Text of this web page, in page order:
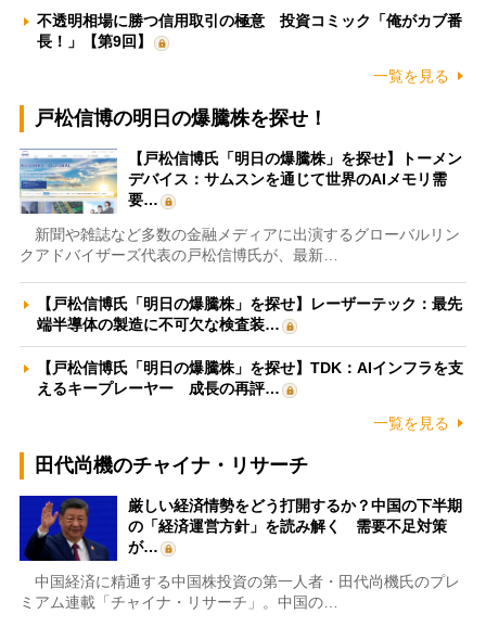
不透明相場に勝つ信用取引の極意 投資コミック「俺がカブ番
長！」【第9回】
一覧を見る
戸松信博の明日の爆騰株を探せ！
【戸松信博氏「明日の爆騰株」を探せ】トーメン
デバイス：サムスンを通じて世界のAIメモリ需
要…
新聞や雑誌など多数の金融メディアに出演するグローバルリン
クアドバイザーズ代表の戸松信博氏が、最新…
【戸松信博氏「明日の爆騰株」を探せ】レーザーテック：最先
端半導体の製造に不可欠な検査装…
【戸松信博氏「明日の爆騰株」を探せ】TDK：AIインフラを支
えるキープレーヤー 成長の再評…
一覧を見る
田代尚機のチャイナ・リサーチ
厳しい経済情勢をどう打開するか？中国の下半期
の「経済運営方針」を読み解く 需要不足対策
が…
中国経済に精通する中国株投資の第一人者・田代尚機氏のプレ
ミアム連載「チャイナ・リサーチ」。中国の…